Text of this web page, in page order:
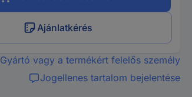
Ajánlatkérés
Gyártó vagy a termékért felelős személy
Jogellenes tartalom bejelentése